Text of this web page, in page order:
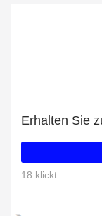
18 klickt